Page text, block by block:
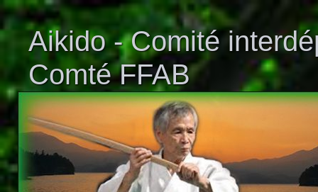
Aikido - Comité
Comté FFAB